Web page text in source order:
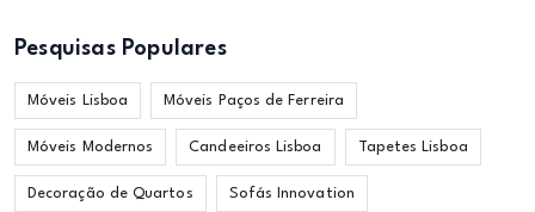
Pesquisas Populares
Móveis Lisboa Móveis Paços de Ferreira
Móveis Modernos Candeeiros Lisboa Tapetes Lisboa
Decoração de Quartos Sofás Innovation